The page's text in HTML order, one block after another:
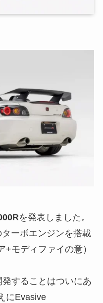
を発表しました。
ーボエンジンを搭載
+モディファイの意）
することはついにあ
にEvasive